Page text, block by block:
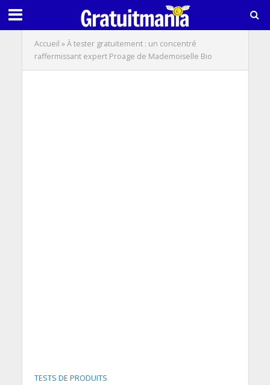
Accueil »À tester gratuitement : un concentré
raffermissant expert Proage de Mademoiselle Bio
TESTS DE PRODUITS